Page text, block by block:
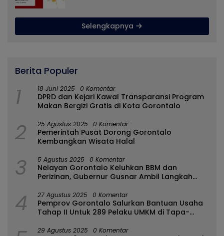
Selengkapnya
Berita Populer
1 18 Juni 2025 0 Komentar
DPRD dan Kejari Kawal Transparansi Program
Makan Bergizi Gratis di Kota Gorontalo
2 25 Agustus 2025 0 Komentar
Pemerintah Pusat Dorong Gorontalo
Kembangkan Wisata Halal
3 5 Agustus 2025 0 Komentar
Nelayan Gorontalo Keluhkan BBM dan
Perizinan, Gubernur Gusnar Ambil Langkah
4 27 Agustus 2025 0 Komentar
Pemprov Gorontalo Salurkan Bantuan Usaha
Tahap II Untuk 289 Pelaku UMKM di Tapa-
29 Agustus 2025 0 Komentar